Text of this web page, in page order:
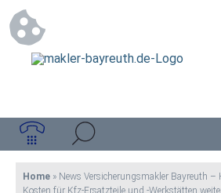
Home » News Versicherungsmakler Bayreuth –
Kosten für Kfz-Ersatzteile und -Werkstätten